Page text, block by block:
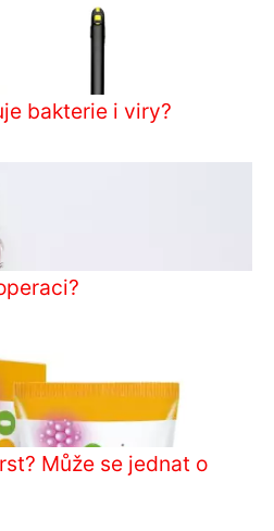
bakterie i viry?
Může se jednat o